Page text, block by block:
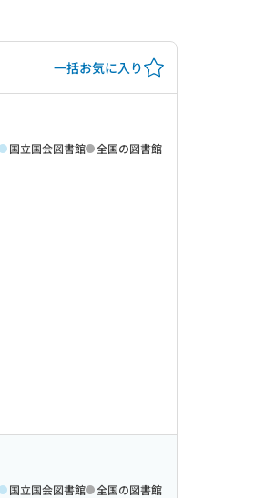
一括お気に入り
国立国会図書館 全国の図書館
国立国会図書館 全国の図書館